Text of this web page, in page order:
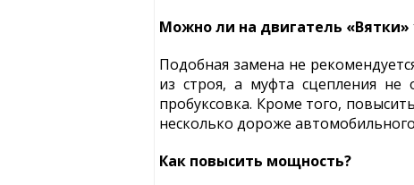
Можно ли на двигатель «Вятки»
Подобная замена не
из строя, а муфта сцепления не
пробуксовка. Кроме того,
несколько дороже
Как повысить мощность?